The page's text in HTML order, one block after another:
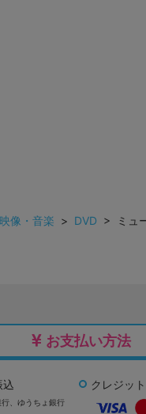
映像・音楽 > DVD > ミュ
お支払い方法
込
、 ゆうちょ銀行
クレジッ